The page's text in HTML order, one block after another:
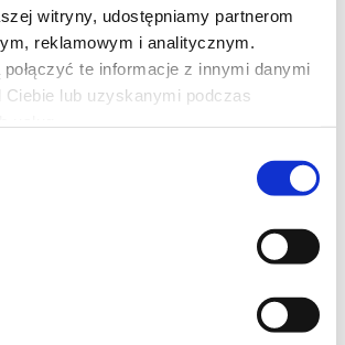
witryny, udostępniamy partnerom
reklamowym i analitycznym.
te informacje z innymi danymi
Ciebie lub uzyskanymi podczas
LAS -
Z pomocą Rufusa, sprytnego lisa, szuka